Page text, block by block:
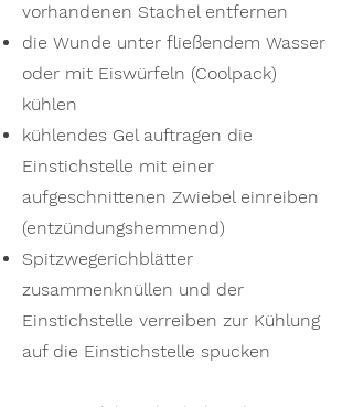
vorhandenen Stachel entfernen
die Wunde unter fließendem Wasser
oder mit Eiswürfeln (Coolpack)
kühlen
kühlendes Gel auftragen die
Einstichstelle mit einer
aufgeschnittenen Zwiebel einreiben
(entzündungshemmend)
Spitzwegerichblätter
zusammenknüllen und der
Einstichstelle verreiben zur Kühlung
auf die Einstichstelle spucken